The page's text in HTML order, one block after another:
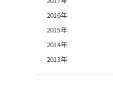
2016年
2015年
2014年
2013年